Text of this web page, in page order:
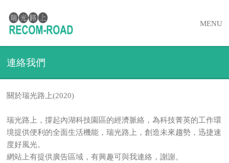
MENU
連絡我們
關於瑞光路上(2020)
瑞光路上，撐起內湖科技園區的經濟脈絡，為科技菁英的工作環
境提供便利的全面生活機能，瑞光路上，創造未來趨勢，迅捷速
度好風光。
網站上有提供廣告區域，有興趣可與我連絡，謝謝。